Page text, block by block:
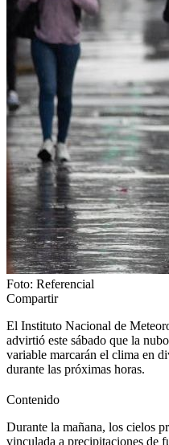
Foto: Referencial
Compartir
El Instituto Nacional de
advirtió este sábado que la
variable marcarán el clima en
durante las próximas horas.
Contenido
Durante la mañana, los cielos
vinculada a precipitaciones de